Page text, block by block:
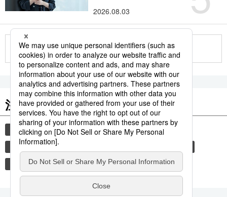
2026.08.03
もっと見る
注目のキーワード
共同通信ニュース 国民栄誉賞
イチロー
サッカー
なでしこジャパン
松井秀喜 王貞治